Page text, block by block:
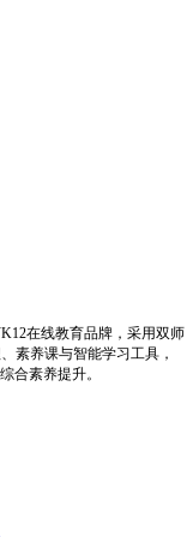
在线教育品牌，采用双师
素养课与智能学习工具，
合素养提升。